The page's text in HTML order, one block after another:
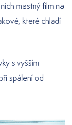
mastný film na
které chladí
s vyšším
spálení od